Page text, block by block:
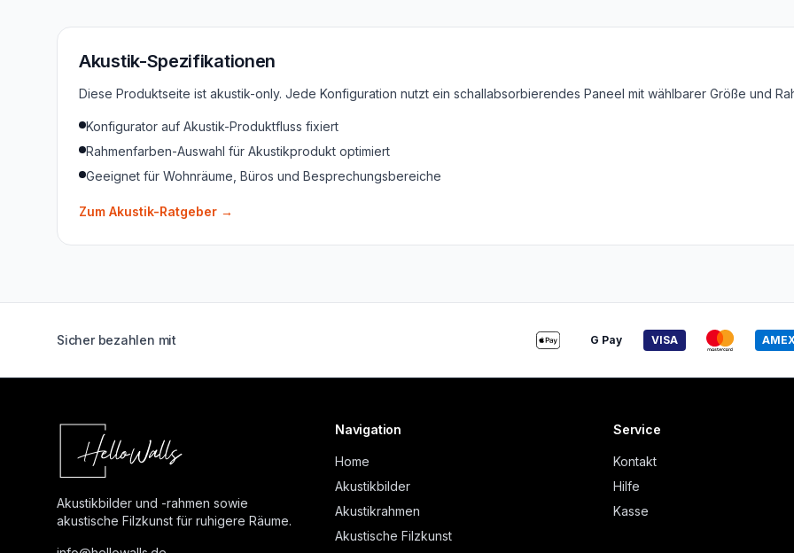
Akustik-Spezifikationen
Diese Produktseite ist akustik-only. Jede Konfiguration nutzt ein schallabsorbierendes Paneel mit wählbarer Größe und
Konfigurator auf Akustik-Produktfluss fixiert
Rahmenfarben-Auswahl für Akustikprodukt optimiert
Geeignet für Wohnräume, Büros und Besprechungsbereiche
Zum Akustik-Ratgeber →
Sicher bezahlen mit G Pay VISA AMEX
Akustikbilder und -rahmen sowie
akustische Filzkunst für ruhigere Räume.
Navigation
Home
Akustikbilder
Akustikrahmen
Akustische Filzkunst
Service
Kontakt
Hilfe
Kasse